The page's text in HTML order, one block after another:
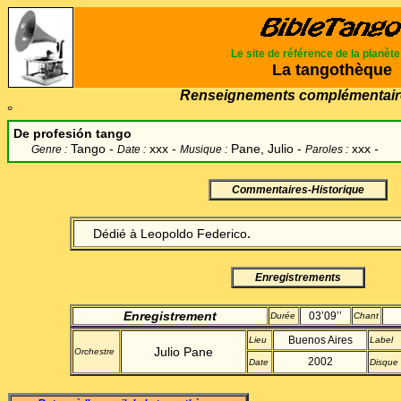
Le site de référence de la planète
La tangothèque
Renseignements
°
De profesión tango
Genre : Tango - Date : xxx - Musique : Pane, Julio - Paroles : xxx -
Commentaires-Historique
Dédié à Leopoldo Federico.
Enregistrements
Enregistrement Durée 03’09’’ Chant
Orchestre Julio Pane
Lieu Buenos Aires Label
Date 2002 Disque